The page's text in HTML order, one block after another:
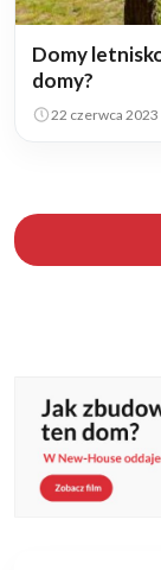
Domy
domy?
22 czerwca 2023